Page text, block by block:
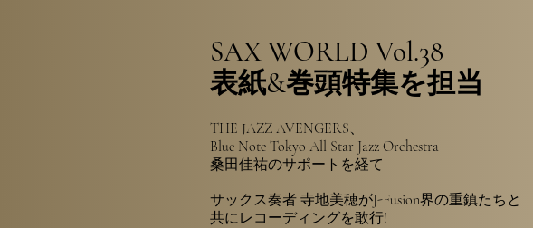
SAX WORLD Vol.38
表紙&巻頭特集を担当
THE JAZZ AVENGERS、
Blue Note Tokyo All Star Jazz Orchestra
桑田佳祐のサポートを経て
サックス奏者 寺地美穂がJ-Fusion界の重鎮たちと
共にレコーディングを敢行!